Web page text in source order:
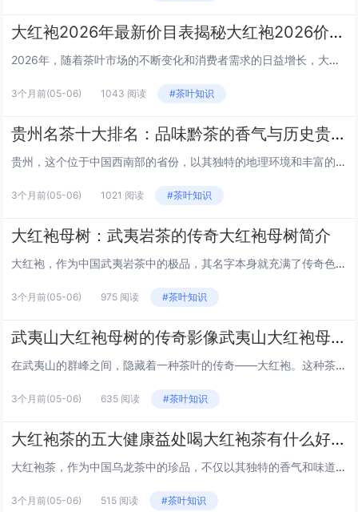
大红袍2026年最新价目表揭秘大红袍2026价目表
2026年，随着茶叶市场的不断变化和消费者需求的日益增长，大红袍这一传统名茶的价格也随之波动。以下是2026年大红袍的详细价目表，供茶友们参考和选择。 大红袍等级分类 大红袍根据产地、树龄、制作工艺等因素，分为不同等级。2026年，我们将...
3个月前(05-06) 1043 阅读 #茶叶知识
贵州名茶十大排名：品味黔茶的香气与历史贵州名茶十大排名
贵州，这个位于中国西南部的省份，以其独特的地理环境和丰富的民族文化而闻名。在这里，茶文化源远流长，孕育出了众多品质卓越的名茶。以下是贵州名茶的十大排名，让我们一起品味这些茶中的香气与历史。 1. 都匀毛尖 都匀毛尖，以其独特的“毛峰”形状...
3个月前(05-06) 1021 阅读 #茶叶知识
大红袍母树：武夷岩茶的传奇大红袍母树简介
大红袍，作为中国武夷岩茶中的极品，其名字本身就充满了传奇色彩。这篇文章将带你走进大红袍母树的世界，探索这一茶中瑰宝的起源、特点以及它在茶文化中的重要地位。 起源：武夷山的神秘传说 大红袍母树位于福建省武夷山的九龙窠景区内，是四株生长在悬崖...
3个月前(05-06) 975 阅读 #茶叶知识
武夷山大红袍母树的传奇影像武夷山大红袍母树图片
在武夷山的群峰之间，隐藏着一种茶叶的传奇——大红袍。这种茶叶以其独特的香气和味道闻名于世，而其母树更是茶文化中的瑰宝。本文将带你一窥武夷山大红袍母树的神秘风采，通过图片领略其自然之美。 大红袍母树的起源 大红袍母树位于福建省武夷山的九龙窠...
3个月前(05-06) 635 阅读 #茶叶知识
大红袍茶的五大健康益处喝大红袍茶有什么好处
大红袍茶，作为中国乌龙茶中的珍品，不仅以其独特的香气和味道受到茶友们的喜爱，更因其丰富的健康益处而备受推崇。以下是喝大红袍茶可以带来的五大健康好处： 1. 提神醒脑，增强记忆 大红袍茶含有一定量的咖啡因，适量饮用可以提神醒脑，帮助提高注意...
3个月前(05-06) 515 阅读 #茶叶知识